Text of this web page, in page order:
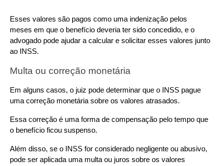
Esses valores são pagos como uma indenização pelos
meses em que o benefício deveria ter sido concedido, e o
advogado pode ajudar a calcular e solicitar esses valores junto
ao INSS.
Multa ou correção monetária
Em alguns casos, o juiz pode determinar que o INSS pague
uma correção monetária sobre os valores atrasados.
Essa correção é uma forma de compensação pelo tempo que
o benefício ficou suspenso.
Além disso, se o INSS for considerado negligente ou abusivo,
pode ser aplicada uma multa ou juros sobre os valores